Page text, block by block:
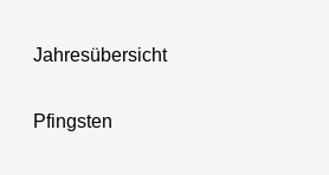
Jahresübersicht
Pfingsten